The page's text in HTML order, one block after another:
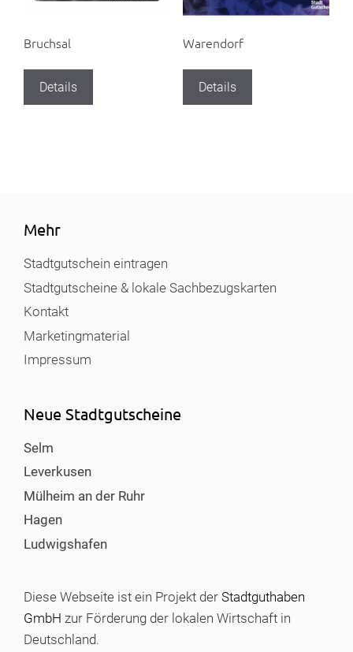
Bruchsal
Details
Warendorf
Details
Mehr
Stadtgutschein eintragen
Stadtgutscheine & lokale Sachbezugskarten
Kontakt
Marketingmaterial
Impressum
Neue Stadtgutscheine
Selm
Leverkusen
Mülheim an der Ruhr
Hagen
Ludwigshafen
Diese Webseite ist ein Projekt der Stadtguthaben
GmbH zur Förderung der lokalen Wirtschaft in
Deutschland.